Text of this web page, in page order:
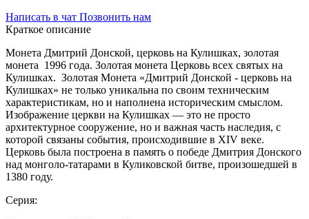
Написать в чат Позвонить нам
Краткое описание
Монета Дмитрий Донской, церковь на Кулишках, золотая
монета 1996 года. Золотая монета Церковь всех святых на
Кулишках. Золотая Монета «Дмитрий Донской - церковь на
Кулишках» не только уникальна по своим техническим
характеристикам, но и наполнена историческим смыслом.
Изображение церкви на Кулишках — это не просто
архитектурное сооружение, но и важная часть наследия, с
которой связаны события, происходившие в XIV веке.
Церковь была построена в память о победе Дмитрия Донского
над монголо-татарами в Куликовской битве, произошедшей в
1380 году.
Серия: